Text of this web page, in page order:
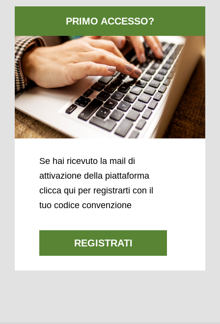
Se hai ricevuto la mail di
attivazione della piattaforma
clicca qui per registrarti con il
tuo codice convenzione
REGISTRATI